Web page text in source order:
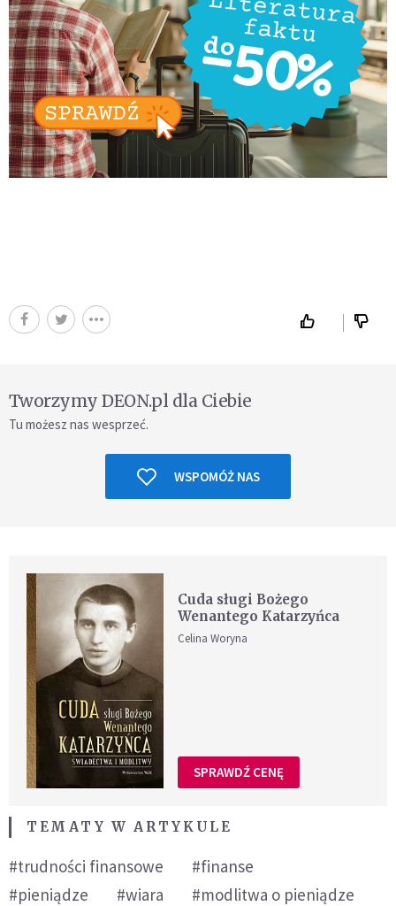
Tworzymy DEON.pl dla Ciebie
Tu możesz nas wesprzeć.
WSPOMÓŻ NAS
Cuda sługi Bożego
Wenantego Katarzyńca
Celina Woryna
SPRAWDŹ CENĘ
TEMATY W ARTYKULE
#trudności finansowe
#finanse
#pieniądze
#wiara
#modlitwa o pieniądze